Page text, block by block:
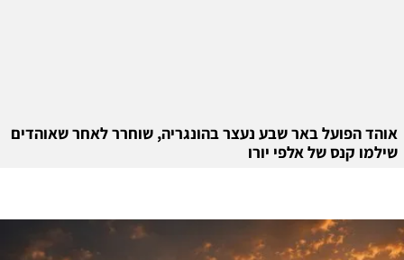
אוהד הפועל באר שבע נעצר בהונגריה, שוחרר לאחר שאוהדים
שילמו קנס של אלפי יורו